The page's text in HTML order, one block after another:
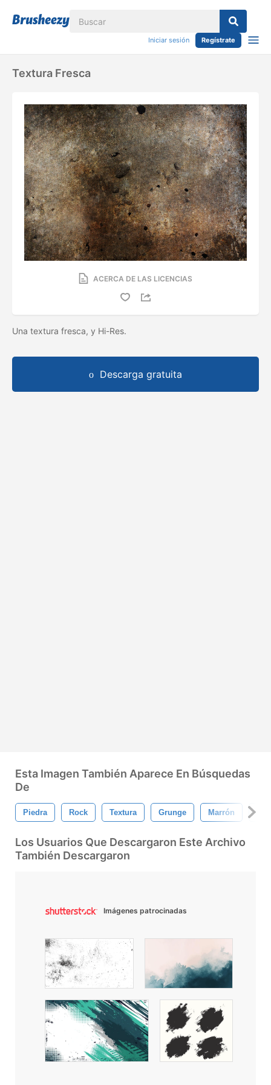
Iniciar sesión Regístrate
Textura Fresca
ACERCA DE LAS LICENCIAS
Una textura fresca, y Hi-Res.
Descarga gratuita
Esta Imagen También Aparece En Búsquedas
De
Piedra Rock Textura Grunge Marrón
Los Usuarios Que Descargaron Este Archivo
También Descargaron
Imágenes patrocinadas